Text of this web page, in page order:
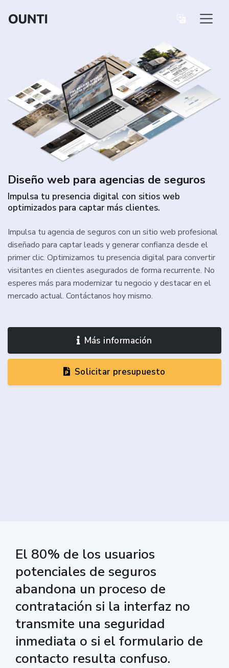
Diseño web para agencias de seguros
Impulsa tu presencia digital con sitios web
optimizados para captar más clientes.
Impulsa tu agencia de seguros con un sitio web profesional
diseñado para captar leads y generar confianza desde el
primer clic. Optimizamos tu presencia digital para convertir
visitantes en clientes asegurados de forma recurrente. No
esperes más para modernizar tu negocio y destacar en el
mercado actual. Contáctanos hoy mismo.
Más información
Solicitar presupuesto
El 80% de los usuarios
potenciales de seguros
abandona un proceso de
contratación si la interfaz no
transmite una seguridad
inmediata o si el formulario de
contacto resulta confuso.